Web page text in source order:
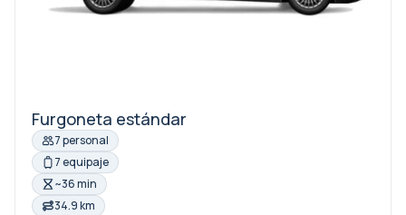
Furgoneta estándar
7 personal
7 equipaje
~36 min
34.9 km